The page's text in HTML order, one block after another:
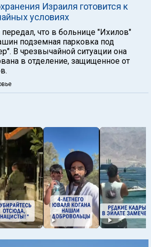
Израиля готовится к
условиях
что в больнице "Ихилов"
подземная парковка под
В чрезвычайной ситуации она
в отделение, защищенное от